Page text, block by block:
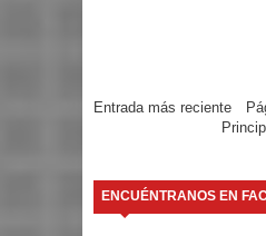
Entrada más reciente
ENCUÉNTRANOS EN